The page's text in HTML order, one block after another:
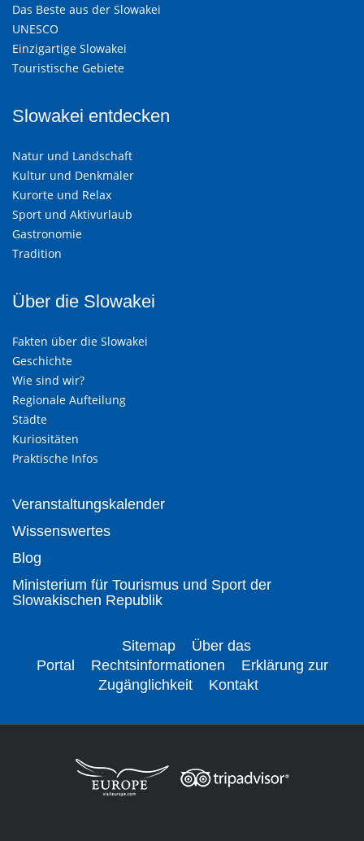
Das Beste aus der Slowakei
UNESCO
Einzigartige Slowakei
Touristische Gebiete
Slowakei entdecken
Natur und Landschaft
Kultur und Denkmäler
Kurorte und Relax
Sport und Aktivurlaub
Gastronomie
Tradition
Über die Slowakei
Fakten über die Slowakei
Geschichte
Wie sind wir?
Regionale Aufteilung
Städte
Kuriositäten
Praktische Infos
Veranstaltungskalender
Wissenswertes
Blog
Ministerium für Tourismus und Sport der
Slowakischen Republik
Sitemap
Über das
Portal
Rechtsinformationen
Erklärung zur
Zugänglichkeit
Kontakt